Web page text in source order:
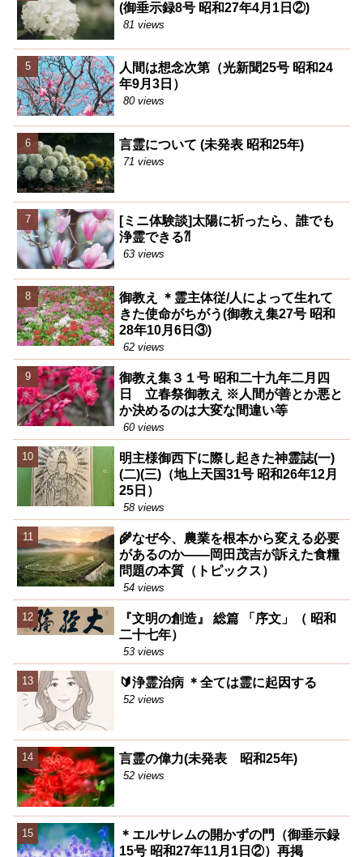
(御垂示録8号 昭和27年4月1日②)
81 views
人間は想念次第（光新聞25号 昭和24
年9月3日）
80 views
言霊について (未発表 昭和25年)
71 views
[ミニ体験談]太陽に祈ったら、誰でも
浄霊できる⁈
63 views
御教え ＊霊主体従/人によって生れて
きた使命がちがう(御教え集27号 昭和
28年10月6日③)
62 views
御教え集３１号 昭和二十九年二月四
日 立春祭御教え ※人間が善とか悪と
か決めるのは大変な間違い等
60 views
明主様御西下に際し起きた神霊誌(一)
(二)(三)（地上天国31号 昭和26年12月
25日）
58 views
🌾なぜ今、農業を根本から変える必要
があるのか――岡田茂吉が訴えた食糧
問題の本質（トピックス）
54 views
『文明の創造』 総篇 「序文」（ 昭和
二十七年）
53 views
🔰浄霊治病 ＊全ては霊に起因する
52 views
言霊の偉力(未発表 昭和25年)
52 views
＊エルサレムの開かずの門（御垂示録
15号 昭和27年11月1日②）再掲